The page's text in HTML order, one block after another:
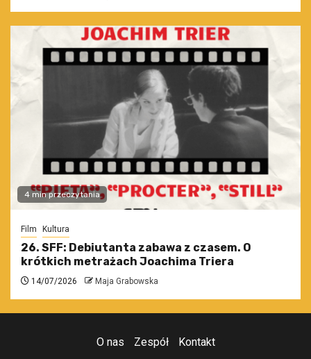
4 min przeczytania
Film Kultura
26. SFF: Debiutanta zabawa z czasem. O
krótkich metrażach Joachima Triera
14/07/2026 Maja Grabowska
O nas Zespół Kontakt